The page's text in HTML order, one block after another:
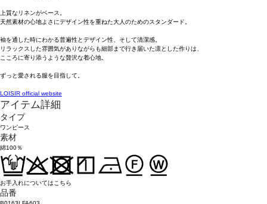
上質なリネンがベース。
天然素材の心地よさにデザイン性を重ねた大人のためのスタンダード。
袖を通した時にわかる普遍性とデザイン性、そして清潔感。
リラックスした雰囲気がありながらも細部まで行き届いた凛とした作りは、
こころに寄り添うような贅沢な着心地。
ずっと愛される服を目指して。
LOISIR official website
アイテム詳細
タイプ
ワンピース
素材
綿100％
お手入れについてはこちら
品番